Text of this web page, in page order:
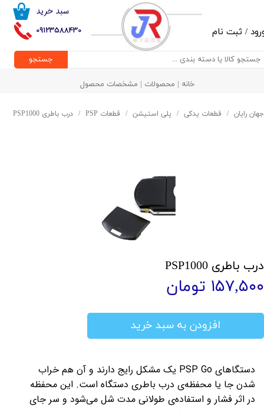
09123588430
۰ سبد خرید
/ ثبت نام
حساب کاربری من
تغییر گذر واژه
جستجو
خانه | محصولات | مشخصات محصول
جهان رایان قطعات یدکی پلی استیشن قطعات PSP درب باطری PSP1000
درب باطری PSP1000
۱۵۷,۵۰۰ تومان
افزودن به سبد خرید
دستگاهای PSP Go یک مشکل رایج دارند و آن‌ هم خراب
شدن جا یا محفظه‌ی درب باطری دستگاه است. این محفظه
در اثر فشار و استفاده‌ی طولانی مدت شل می‌شود و سر جای